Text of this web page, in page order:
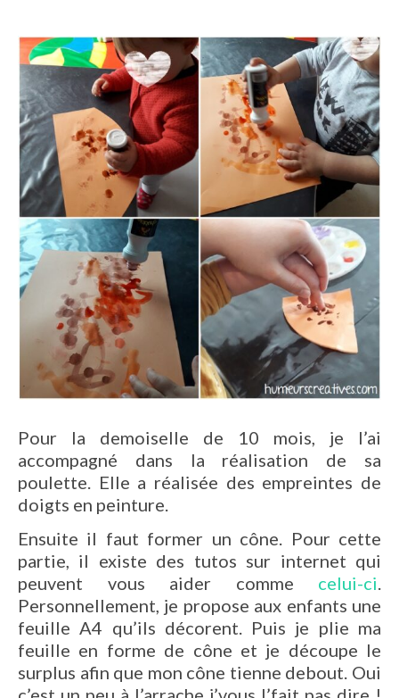
Pour la demoiselle de 10 mois, je l’ai
accompagné dans la réalisation de sa
poulette. Elle a réalisée des empreintes de
doigts en peinture.
Ensuite il faut former un cône. Pour cette
partie, il existe des tutos sur internet qui
peuvent vous aider comme celui-ci.
Personnellement, je propose aux enfants une
feuille A4 qu’ils décorent. Puis je plie ma
feuille en forme de cône et je découpe le
surplus afin que mon cône tienne debout. Oui